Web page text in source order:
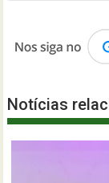
Notícias